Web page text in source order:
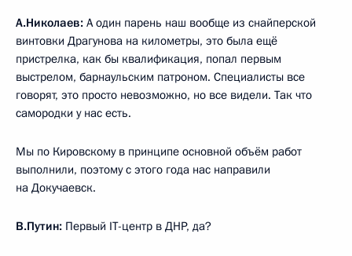
А.Николаев: А один парень наш вообще из снайперской
винтовки Драгунова на километры, это была ещё
пристрелка, как бы квалификация, попал первым
выстрелом, барнаульским патроном. Специалисты все
говорят, это просто невозможно, но все видели. Так что
самородки у нас есть.
Мы по Кировскому в принципе основной объём работ
выполнили, поэтому с этого года нас направили
на Докучаевск.
В.Путин: Первый IT-центр в ДНР, да?